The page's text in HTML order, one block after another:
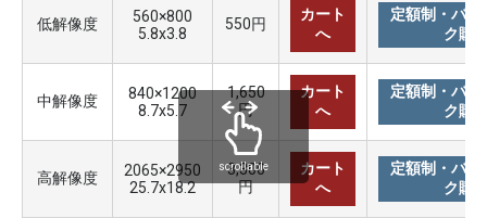
低解像度
560×800
5.8x3.8
550円
カート
へ
定額制・バリ
ク購
中解像度
840×1200
8.7x5.7
1,650
円
カート
へ
定額制・バリ
ク購
高解像度
2065×2950
25.7x18.2
3,300
円
カート
へ
定額制・バリ
ク購
scrollable